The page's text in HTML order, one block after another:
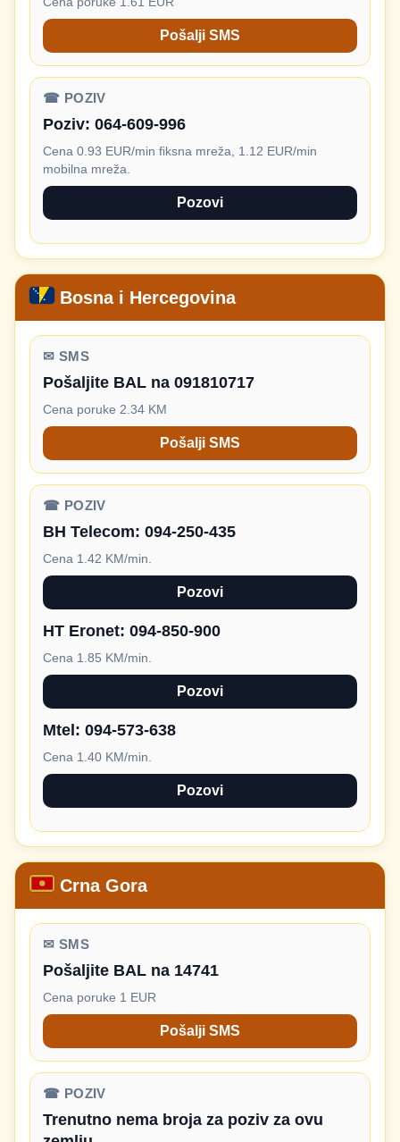
Pošalji SMS
☎ POZIV
Poziv: 064-609-996
Cena 0.93 EUR/min fiksna mreža, 1.12 EUR/min
mobilna mreža.
Pozovi
Bosna i Hercegovina
✉ SMS
Pošaljite BAL na 091810717
Cena poruke 2.34 KM
Pošalji SMS
☎ POZIV
BH Telecom: 094-250-435
Cena 1.42 KM/min.
Pozovi
HT Eronet: 094-850-900
Cena 1.85 KM/min.
Pozovi
Mtel: 094-573-638
Cena 1.40 KM/min.
Pozovi
Crna Gora
✉ SMS
Pošaljite BAL na 14741
Cena poruke 1 EUR
Pošalji SMS
☎ POZIV
Trenutno nema broja za poziv za ovu